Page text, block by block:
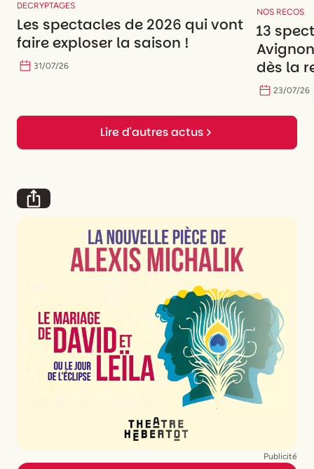
DECRYPTAGES
Les spectacles de 2026 qui vont
faire exploser la saison !
31/07/26
NOS RECOS
13
dès la
23/07/26
Lire d'autres actus
Publicité